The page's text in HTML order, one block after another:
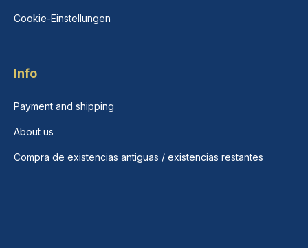
Cookie-Einstellungen
Info
Payment and shipping
About us
Compra de existencias antiguas / existencias restantes